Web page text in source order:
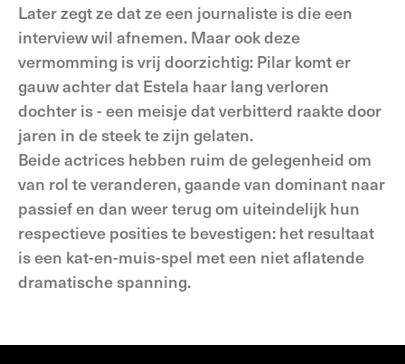
Later zegt ze dat ze een journaliste is die een
interview wil afnemen. Maar ook deze
vermomming is vrij doorzichtig: Pilar komt er
gauw achter dat Estela haar lang verloren
dochter is - een meisje dat verbitterd raakte door
jaren in de steek te zijn gelaten.
Beide actrices hebben ruim de gelegenheid om
van rol te veranderen, gaande van dominant naar
passief en dan weer terug om uiteindelijk hun
respectieve posities te bevestigen: het resultaat
is een kat-en-muis-spel met een niet aflatende
dramatische spanning.